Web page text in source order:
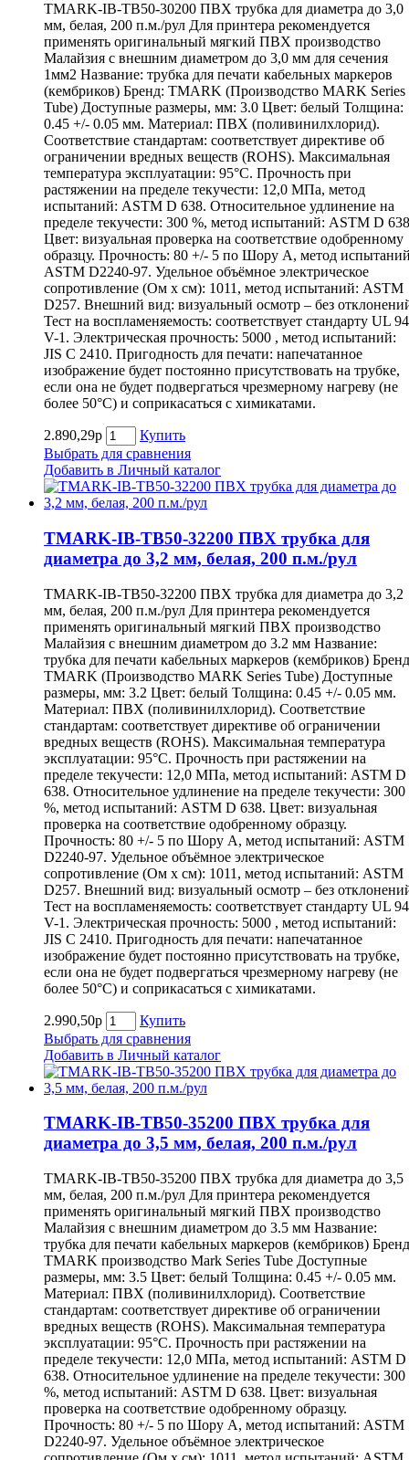
TMARK-IB-TB50-30200 ПВХ трубка для диаметра до 3,0
мм, белая, 200 п.м./рул Для принтера рекомендуется
применять оригинальный мягкий ПВХ производство
Малайзия с внешним диаметром до 3,0 мм для сечения
1мм2 Название: трубка для печати кабельных маркеров
(кембриков) Бренд: TMARK (Производство MARK Series
Tube) Доступные размеры, мм: 3.0 Цвет: белый Толщина:
0.45 +/- 0.05 мм. Материал: ПВХ (поливинилхлорид).
Соответствие стандартам: соответствует директиве об
ограничении вредных веществ (ROHS). Максимальная
температура эксплуатации: 95°С. Прочность при
растяжении на пределе текучести: 12,0 МПа, метод
испытаний: ASTM D 638. Относительное удлинение на
пределе текучести: 300 %, метод испытаний: ASTM D
Цвет: визуальная проверка на соответствие одобренному
образцу. Прочность: 80 +/- 5 по Шору А, метод
ASTM D2240-97. Удельное объёмное электрическое
сопротивление (Ом х см): 1011, метод испытаний: ASTM
D257. Внешний вид: визуальный осмотр – без
Тест на воспламеняемость: соответствует стандарту UL 94
V-1. Электрическая прочность: 5000 , метод испытаний:
JIS C 2410. Пригодность для печати: напечатанное
изображение будет постоянно присутствовать на трубке,
если она не будет подвергаться чрезмерному нагреву (не
более 50°С) и соприкасаться с химикатами.
2.890,29р
Купить
Выбрать для сравнения
Добавить в Личный каталог
TMARK-IB-TB50-32200 ПВХ трубка для
диаметра до 3,2 мм, белая, 200 п.м./рул
TMARK-IB-TB50-32200 ПВХ трубка для диаметра до 3,2
мм, белая, 200 п.м./рул Для принтера рекомендуется
применять оригинальный мягкий ПВХ производство
Малайзия с внешним диаметром до 3.2 мм Название:
трубка для печати кабельных маркеров (кембриков)
TMARK (Производство MARK Series Tube) Доступные
размеры, мм: 3.2 Цвет: белый Толщина: 0.45 +/- 0.05 мм.
Материал: ПВХ (поливинилхлорид). Соответствие
стандартам: соответствует директиве об ограничении
вредных веществ (ROHS). Максимальная температура
эксплуатации: 95°С. Прочность при растяжении на
пределе текучести: 12,0 МПа, метод испытаний: ASTM D
638. Относительное удлинение на пределе текучести: 300
%, метод испытаний: ASTM D 638. Цвет: визуальная
проверка на соответствие одобренному образцу.
Прочность: 80 +/- 5 по Шору А, метод испытаний: ASTM
D2240-97. Удельное объёмное электрическое
сопротивление (Ом х см): 1011, метод испытаний: ASTM
D257. Внешний вид: визуальный осмотр – без
Тест на воспламеняемость: соответствует стандарту UL 94
V-1. Электрическая прочность: 5000 , метод испытаний:
JIS C 2410. Пригодность для печати: напечатанное
изображение будет постоянно присутствовать на трубке,
если она не будет подвергаться чрезмерному нагреву (не
более 50°С) и соприкасаться с химикатами.
2.990,50р
Купить
Выбрать для сравнения
Добавить в Личный каталог
TMARK-IB-TB50-35200 ПВХ трубка для
диаметра до 3,5 мм, белая, 200 п.м./рул
TMARK-IB-TB50-35200 ПВХ трубка для диаметра до 3,5
мм, белая, 200 п.м./рул Для принтера рекомендуется
применять оригинальный мягкий ПВХ производство
Малайзия с внешним диаметром до 3.5 мм Название:
трубка для печати кабельных маркеров (кембриков)
TMARK производство Mark Series Tube Доступные
размеры, мм: 3.5 Цвет: белый Толщина: 0.45 +/- 0.05 мм.
Материал: ПВХ (поливинилхлорид). Соответствие
стандартам: соответствует директиве об ограничении
вредных веществ (ROHS). Максимальная температура
эксплуатации: 95°С. Прочность при растяжении на
пределе текучести: 12,0 МПа, метод испытаний: ASTM D
638. Относительное удлинение на пределе текучести: 300
%, метод испытаний: ASTM D 638. Цвет: визуальная
проверка на соответствие одобренному образцу.
Прочность: 80 +/- 5 по Шору А, метод испытаний: ASTM
D2240-97. Удельное объёмное электрическое